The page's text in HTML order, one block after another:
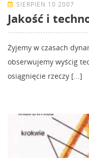
SIERPIEŃ 10 2007
Jakość i
Żyjemy w czasach
obserwujemy wyścig
osiągnięcie rzeczy [...]